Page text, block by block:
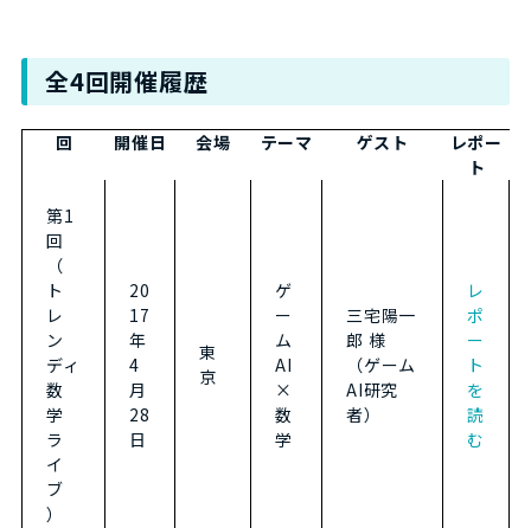
全4回開催履歴
回 開催日 会場 テーマ ゲスト
レポー
ト
第1
回
（
ト
レ
ン
ディ
数
学
ラ
イ
ブ
）
20
17
年
4
月
28
日
東
京
ゲ
ー
ム
AI
×
数
学
三宅陽一
郎 様
（ゲーム
AI研究
者）
レ
ポ
ー
ト
を
読
む